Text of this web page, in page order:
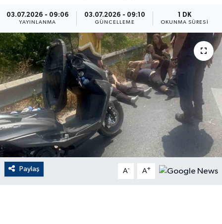
03.07.2026 - 09:06
YAYINLANMA
03.07.2026 - 09:10
GÜNCELLEME
1 DK
OKUNMA SÜRESI
Paylaş A- A+
Canlı Maç
ÇEVRE
Dış Haberler
Dünya
EĞİTİM
EKONOMİ
English News